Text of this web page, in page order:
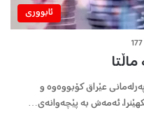
ئابووری
177
عێراق کۆبووەوە و
ئەمەش بە پێچەوانەی…